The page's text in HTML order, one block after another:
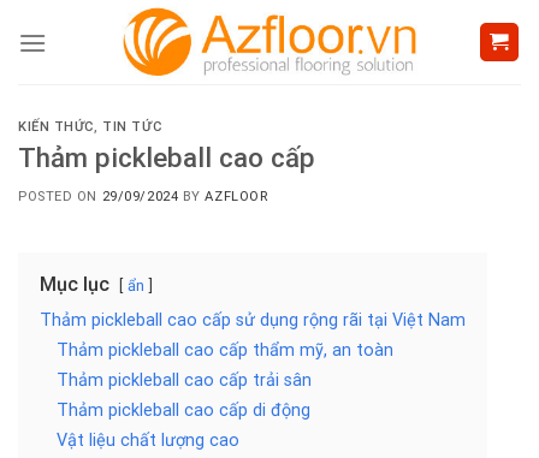
KIẾN THỨC, TIN TỨC
Thảm pickleball cao cấp
POSTED ON 29/09/2024 BYAZFLOOR
Mục lục ẩn
Thảm pickleball cao cấp sử dụng rộng rãi tại Việt Nam
Thảm pickleball cao cấp thẩm mỹ, an toàn
Thảm pickleball cao cấp trải sân
Thảm pickleball cao cấp di động
Vật liệu chất lượng cao